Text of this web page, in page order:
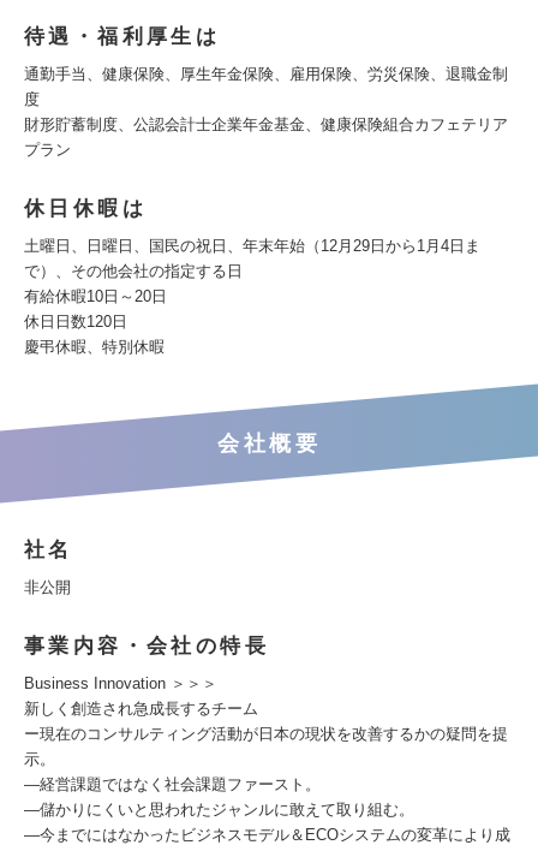
待遇・福利厚生は
通勤手当、健康保険、厚生年金保険、雇用保険、労災保険、退職金制
度
財形貯蓄制度、公認会計士企業年金基金、健康保険組合カフェテリア
プラン
休日休暇は
土曜日、日曜日、国民の祝日、年末年始（12月29日から1月4日ま
で）、その他会社の指定する日
有給休暇10日～20日
休日日数120日
慶弔休暇、特別休暇
会社概要
社名
非公開
事業内容・会社の特長
Business Innovation ＞＞＞
新しく創造され急成長するチーム
ー現在のコンサルティング活動が日本の現状を改善するかの疑問を提
示。
―経営課題ではなく社会課題ファースト。
―儲かりにくいと思われたジャンルに敢えて取り組む。
―今までにはなかったビジネスモデル＆ECOシステムの変革により成